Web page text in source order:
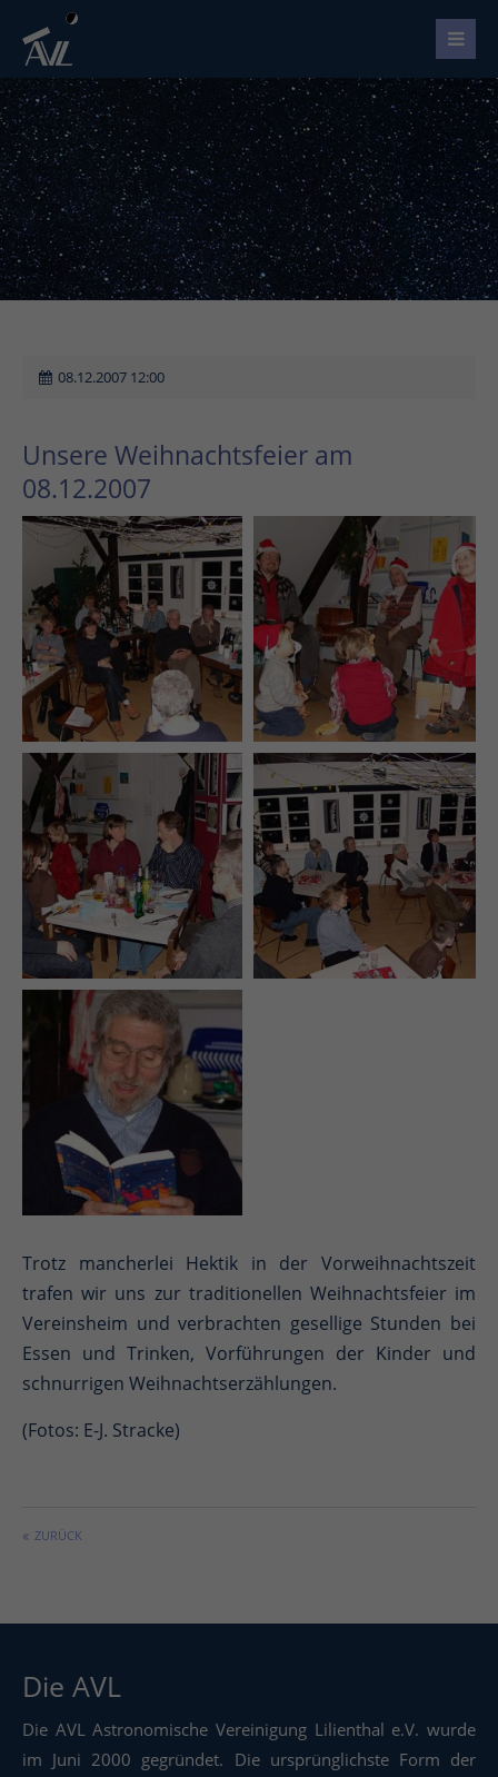
08.12.2007 12:00
Unsere Weihnachtsfeier am
08.12.2007
Trotz mancherlei Hektik in der Vorweihnachtszeit
trafen wir uns zur traditionellen Weihnachtsfeier im
Vereinsheim und verbrachten gesellige Stunden bei
Essen und Trinken, Vorführungen der Kinder und
schnurrigen Weihnachtserzählungen.
(Fotos: E-J. Stracke)
ZURÜCK
Die AVL
Die AVL Astronomische Vereinigung Lilienthal e.V. wurde
im Juni 2000 gegründet. Die ursprünglichste Form der